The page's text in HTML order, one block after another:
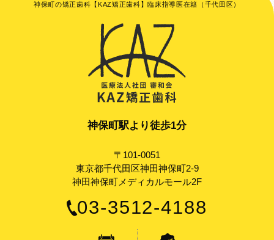
神保町の矯正歯科【KAZ矯正歯科】臨床指導医在籍（千代田区）
神保町駅より徒歩1分
〒101-0051
東京都千代田区神田神保町2-9
神田神保町メディカルモール2F
03-3512-4188